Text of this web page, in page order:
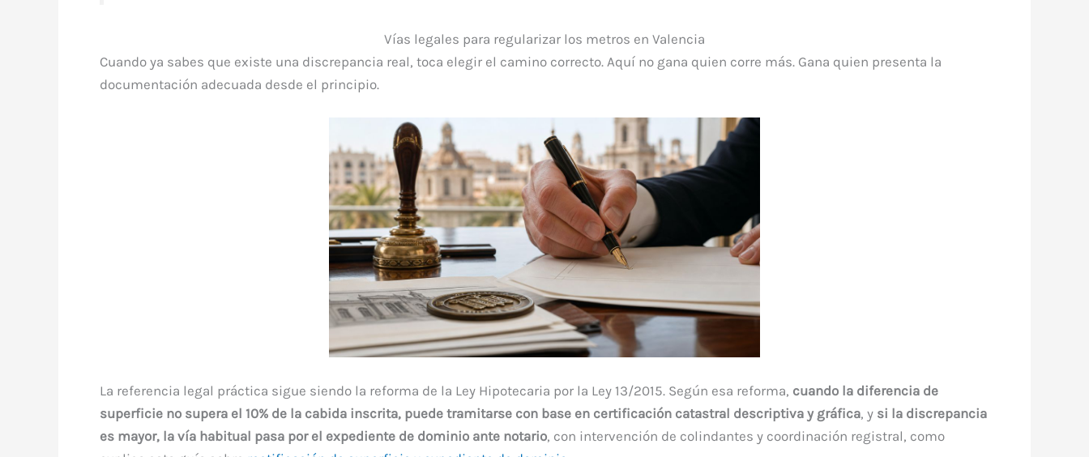
Vías legales para regularizar los metros en Valencia
Cuando ya sabes que existe una discrepancia real, toca elegir el camino correcto. Aquí no gana quien corre más. Gana quien presenta la
documentación adecuada desde el principio.
La referencia legal práctica sigue siendo la reforma de la Ley Hipotecaria por la Ley 13/2015. Según esa reforma, cuando la diferencia de
superficie no supera el 10% de la cabida inscrita, puede tramitarse con base en certificación catastral descriptiva y gráfica, y si la discrepancia
es mayor, la vía habitual pasa por el expediente de dominio ante notario, con intervención de colindantes y coordinación registral, como